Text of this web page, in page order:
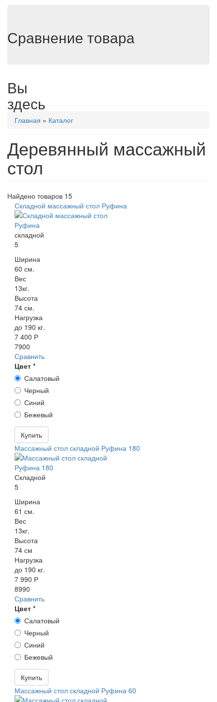
Сравнение товара
Вы
здесь
Главная » Каталог
Деревянный массажный
стол
Найдено товаров 15
Складной массажный стол Руфина
складной
5
Ширина
60 см.
Вес
13кг.
Высота
74 см.
Нагрузка
до 190 кг.
7 400 Р
7900
Сравнить
Цвет *
Салатовый
Черный
Синий
Бежевый
Купить
Массажный стол складной Руфина 180
Складной
5
Ширина
61 см.
Вес
13кг.
Высота
74 см
Нагрузка
до 190 кг.
7 990 Р
8990
Сравнить
Цвет *
Салатовый
Черный
Синий
Бежевый
Купить
Массажный стол складной Руфина 60